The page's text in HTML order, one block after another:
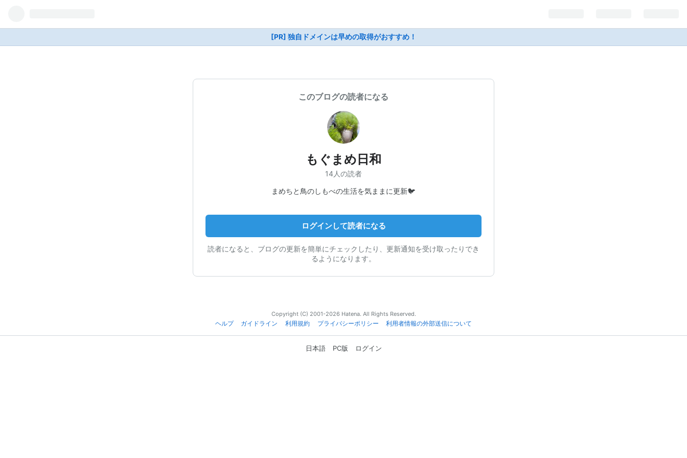
[PR] 独自ドメインは早めの取得がおすすめ！
このブログの読者になる
もぐまめ日和
14人の読者
まめちと鳥のしもべの生活を気ままに更新🐦
ログインして読者になる
読者になると、ブログの更新を簡単にチェックしたり、更新通知を受け取ったりでき
るようになります。
Copyright (C) 2001-2026 Hatena. All Rights Reserved.
ヘルプ
ガイドライン 利用規約 プライバシーポリシー 利用者情報の外部送信について
日本語 PC版 ログイン